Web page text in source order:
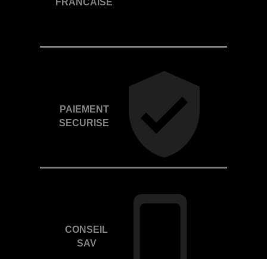
FRANCAISE
PAIEMENT
SECURISE
CONSEIL
SAV